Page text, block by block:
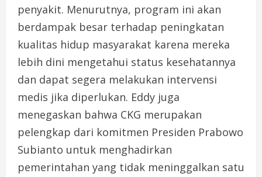
penyakit. Menurutnya, program ini akan
berdampak besar terhadap peningkatan
kualitas hidup masyarakat karena mereka
lebih dini mengetahui status kesehatannya
dan dapat segera melakukan intervensi
medis jika diperlukan. Eddy juga
menegaskan bahwa CKG merupakan
pelengkap dari komitmen Presiden Prabowo
Subianto untuk menghadirkan
pemerintahan yang tidak meninggalkan satu